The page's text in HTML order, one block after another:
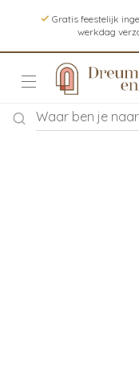
Gratis feestelijk
werkdag